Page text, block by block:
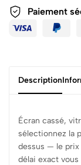
Paiement
Description
Écran cassé,
sélectionnez la
dessus — le prix
délai exact